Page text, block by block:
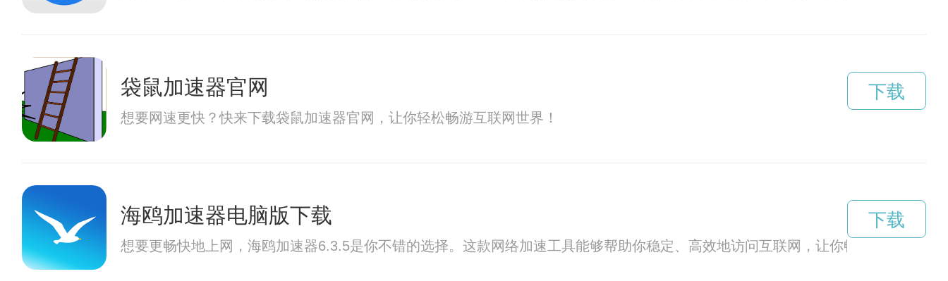
袋鼠加速器官网
想要网速更快？快来下载袋鼠加速器官网，让你轻松畅游互联网世界！
下载
海鸥加速器电脑版下载
想要更畅快地上网，海鸥加速器6.3.5是你不错的选择。这款网络加速工具能够帮助你稳定、高效地访问互联网，让你畅享高速网络体
下载